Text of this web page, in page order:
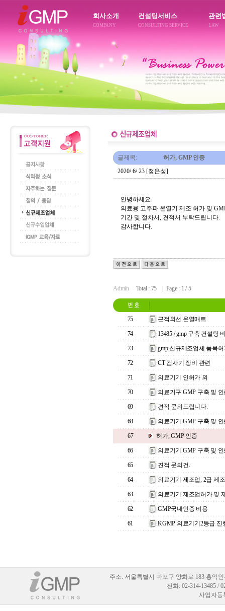
회사소개
COMPANY
컨설팅서비스
CONSULTING SERVICE
관련
LAW
글제목:
허가, GMP 인증
2020/ 6/ 23 [정은성]
안녕하세요.
의료용 고주파 온열기 제조 허가 및
기간 및 절차서, 견적서 부탁드립니다.
감사합니다.
AdminTotal : 75 | Page : 1 / 5
75 근적외선 온열매트
74 13485 / gmp 구축 컨설팅
73 gmp 신규제조업체 품목
72 CT 검사기 장비 관련
71 의료기기 인허가 외
70 의료기구 GMP 구축 및
69 견적 문의드립니다.
68 의료기기 GMP 구축 및
67 허가, GMP 인증
66 의료기기 GMP 구축 및
65 견적 문의건.
64 의료기기 제조업, 2급 제
63 의료기기 제조업허가 및
62 GMP국내인증 비용
61 KGMP 의료기기2등급 진
주소: 서울특별시 마포구 양화로 183 홍익
전화: 02-314-13485 /
사업자등